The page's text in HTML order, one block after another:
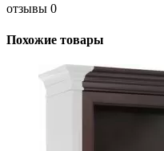
отзывы 0
Похожие товары